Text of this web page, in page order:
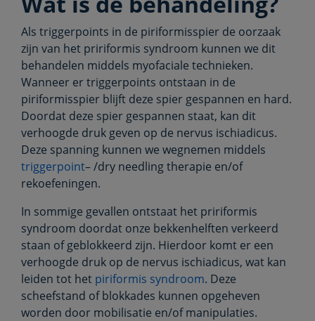
Als triggerpoints in de piriformisspier de oorzaak
zijn van het pririformis syndroom kunnen we dit
behandelen middels myofaciale technieken.
Wanneer er triggerpoints ontstaan in de
piriformisspier blijft deze spier gespannen en hard.
Doordat deze spier gespannen staat, kan dit
verhoogde druk geven op de nervus ischiadicus.
Deze spanning kunnen we wegnemen middels
triggerpoint– /dry needling therapie en/of
rekoefeningen.
In sommige gevallen ontstaat het pririformis
syndroom doordat onze bekkenhelften verkeerd
staan of geblokkeerd zijn. Hierdoor komt er een
verhoogde druk op de nervus ischiadicus, wat kan
leiden tot het piriformis syndroom. Deze
scheefstand of blokkades kunnen opgeheven
worden door mobilisatie en/of manipulaties.